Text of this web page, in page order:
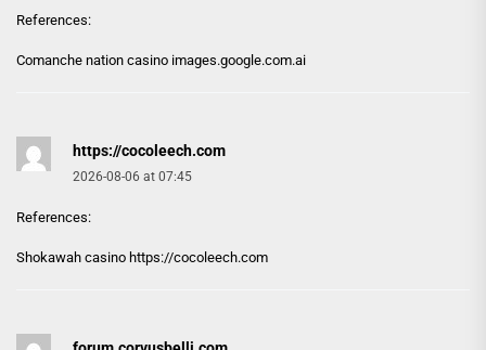
References:
Comanche nation casino images.google.com.ai
https://cocoleech.com
2026-08-06 at 07:45
References:
Shokawah casino https://cocoleech.com